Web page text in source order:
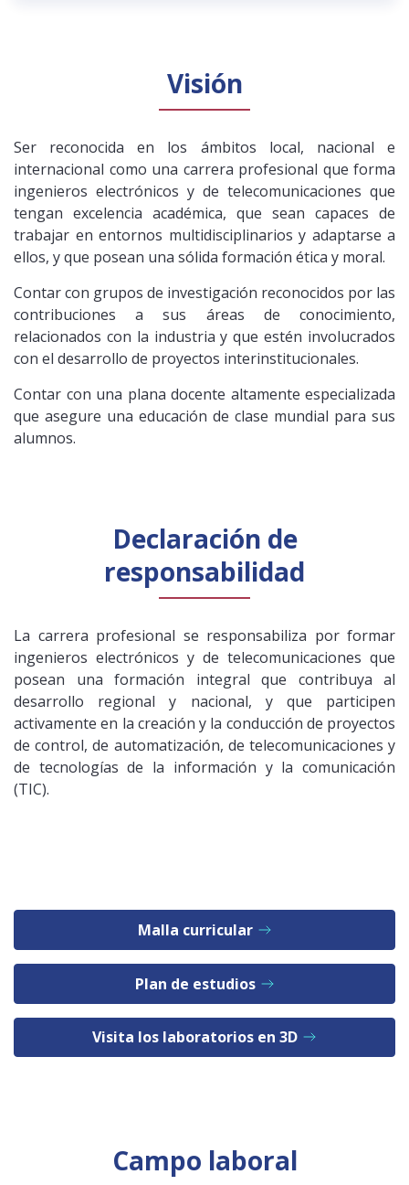
Visión
Ser reconocida en los ámbitos local, nacional e
internacional como una carrera profesional que forma
ingenieros electrónicos y de telecomunicaciones que
tengan excelencia académica, que sean capaces de
trabajar en entornos multidisciplinarios y adaptarse a
ellos, y que posean una sólida formación ética y moral.
Contar con grupos de investigación reconocidos por las
contribuciones a sus áreas de conocimiento,
relacionados con la industria y que estén involucrados
con el desarrollo de proyectos interinstitucionales.
Contar con una plana docente altamente especializada
que asegure una educación de clase mundial para sus
alumnos.
Declaración de
responsabilidad
La carrera profesional se responsabiliza por formar
ingenieros electrónicos y de telecomunicaciones que
posean una formación integral que contribuya al
desarrollo regional y nacional, y que participen
activamente en la creación y la conducción de proyectos
de control, de automatización, de telecomunicaciones y
de tecnologías de la información y la comunicación
(TIC).
Malla curricular
Plan de estudios
Visita los laboratorios en 3D
Campo laboral